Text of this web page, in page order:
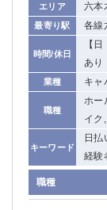
エリア 六本
最寄り駅 各線
時間/休日
【
あり
業種 キャ
職種
ホー
イク
キーワード
日払
経験
職種